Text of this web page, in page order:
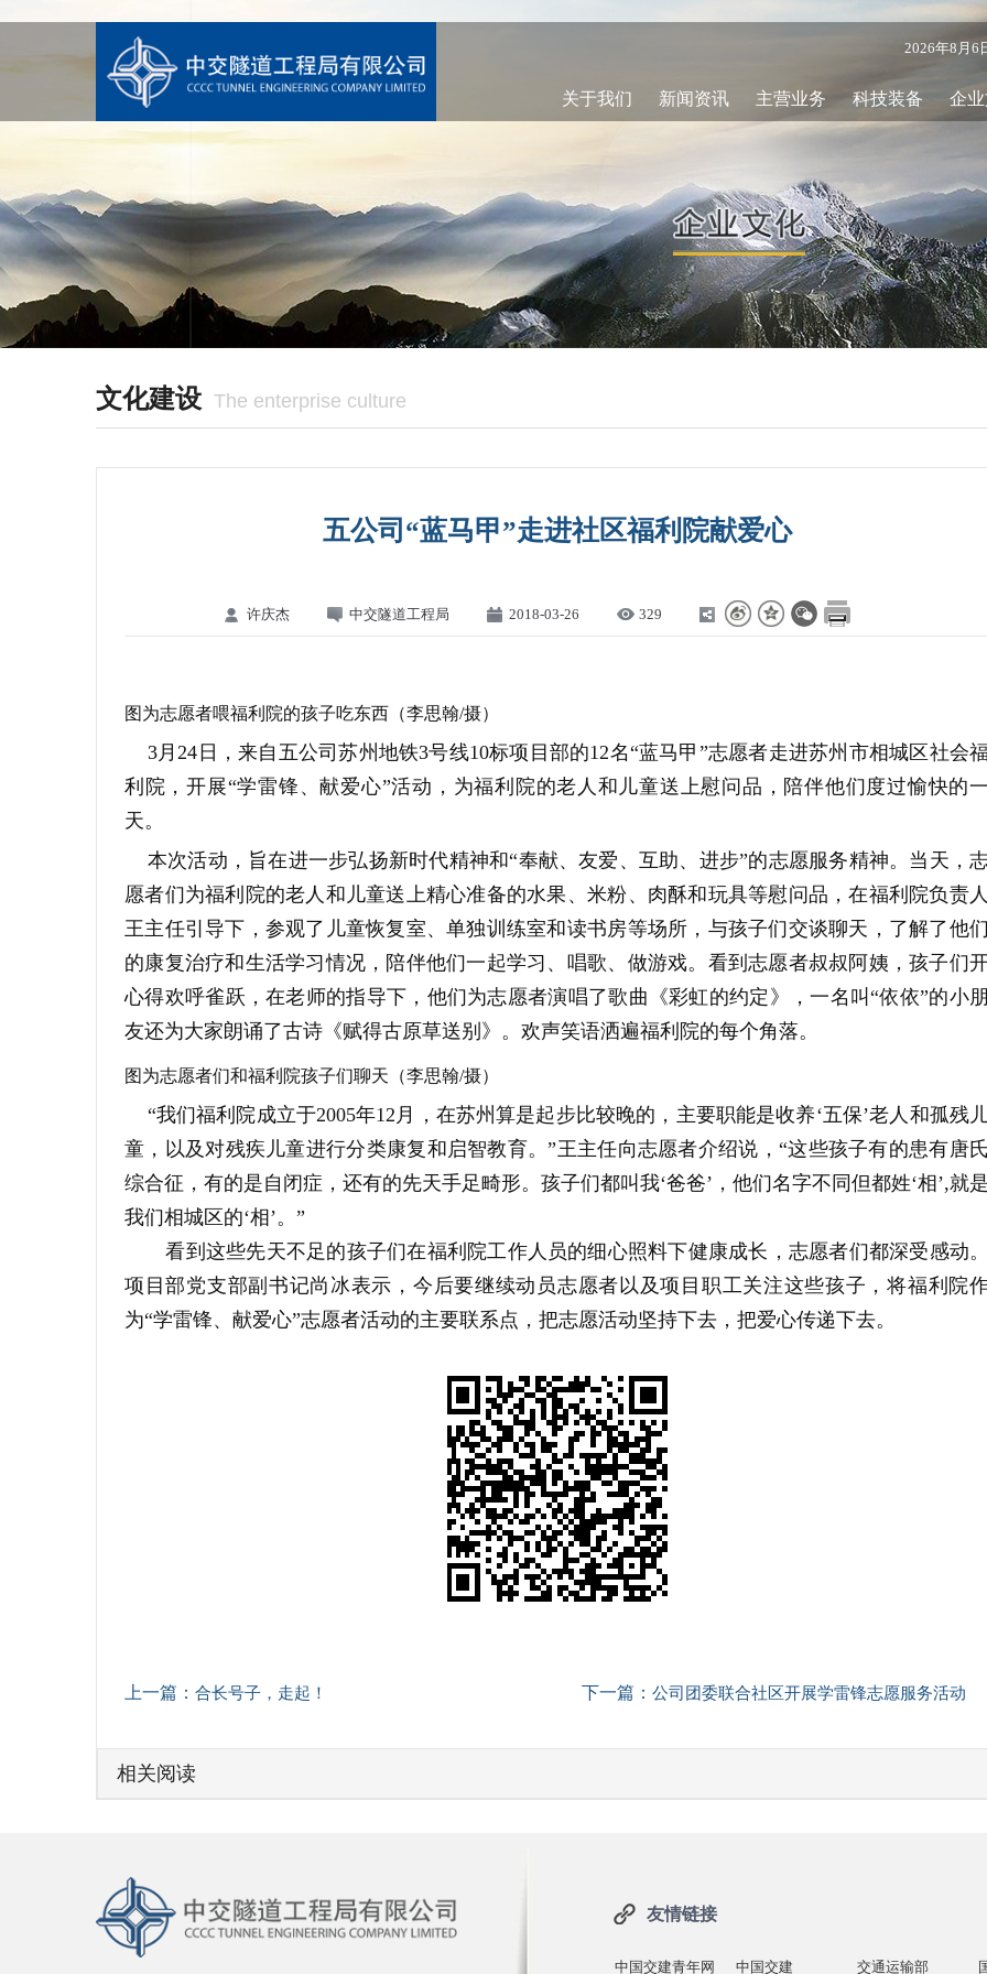
2026年8月6
关于我们 新闻资讯 主营业务 科技装备 企
文化建设 The enterprise culture
五公司“蓝马甲”走进社区福利院献爱心
许庆杰 中交隧道工程局 2018-03-26 329
图为志愿者喂福利院的孩子吃东西（李思翰/摄）
3月24日，来自五公司苏州地铁3号线10标项目部的12名“蓝马甲”志愿者走进苏州市相城区社会福
利院，开展“学雷锋、献爱心”活动，为福利院的老人和儿童送上慰问品，陪伴他们度过愉快的一
天。
本次活动，旨在进一步弘扬新时代精神和“奉献、友爱、互助、进步”的志愿服务精神。当天，
愿者们为福利院的老人和儿童送上精心准备的水果、米粉、肉酥和玩具等慰问品，在福利院负责人
王主任引导下，参观了儿童恢复室、单独训练室和读书房等场所，与孩子们交谈聊天，了解了他们
的康复治疗和生活学习情况，陪伴他们一起学习、唱歌、做游戏。看到志愿者叔叔阿姨，孩子们
心得欢呼雀跃，在老师的指导下，他们为志愿者演唱了歌曲《彩虹的约定》，一名叫“依依”的小朋
友还为大家朗诵了古诗《赋得古原草送别》。欢声笑语洒遍福利院的每个角落。
图为志愿者们和福利院孩子们聊天（李思翰/摄）
“我们福利院成立于2005年12月，在苏州算是起步比较晚的，主要职能是收养‘五保’老人和孤残
童，以及对残疾儿童进行分类康复和启智教育。”王主任向志愿者介绍说，“这些孩子有的患有唐氏
综合征，有的是自闭症，还有的先天手足畸形。孩子们都叫我‘爸爸’，他们名字不同但都姓‘相’,就是
我们相城区的‘相’。”
看到这些先天不足的孩子们在福利院工作人员的细心照料下健康成长，志愿者们都深受感动。
项目部党支部副书记尚冰表示，今后要继续动员志愿者以及项目职工关注这些孩子，将福利院
为“学雷锋、献爱心”志愿者活动的主要联系点，把志愿活动坚持下去，把爱心传递下去。
上一篇： 合长号子，走起！ 下一篇： 公司团委联合社区开展学雷锋志愿服务活动
相关阅读
友情链接
中国交建青年网 中国交建 交通运输部